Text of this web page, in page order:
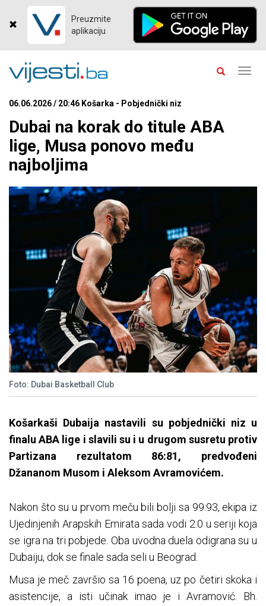
Preuzmite
aplikaciju
06.06.2026 / 20:46 Košarka - Pobjednički niz
Dubai na korak do titule ABA
lige, Musa ponovo među
najboljima
Foto: Dubai Basketball Club
Košarkaši Dubaija nastavili su pobjednički niz u
finalu ABA lige i slavili su i u drugom susretu protiv
Partizana rezultatom 86:81, predvođeni
Džananom Musom i Aleksom Avramovićem.
Nakon što su u prvom meču bili bolji sa 99:93, ekipa iz
Ujedinjenih Arapskih Emirata sada vodi 2:0 u seriji koja
se igra na tri pobjede. Oba uvodna duela odigrana su u
Dubaiju, dok se finale sada seli u Beograd.
Musa je meč završio sa 16 poena, uz po četiri skoka i
asistencije, a isti učinak imao je i Avramović. Bh.